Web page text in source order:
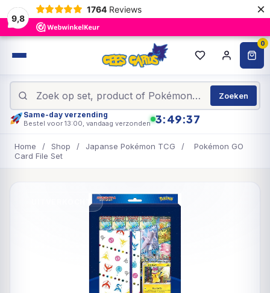
9,8
1764 Reviews ×
0
Zoeken
Same-day verzending
Bestel voor 13:00, vandaag verzonden 3:49:37
Home / Shop / Japanse Pokémon TCG /
Pokémon GO
Card File Set
UITVERKOCHT